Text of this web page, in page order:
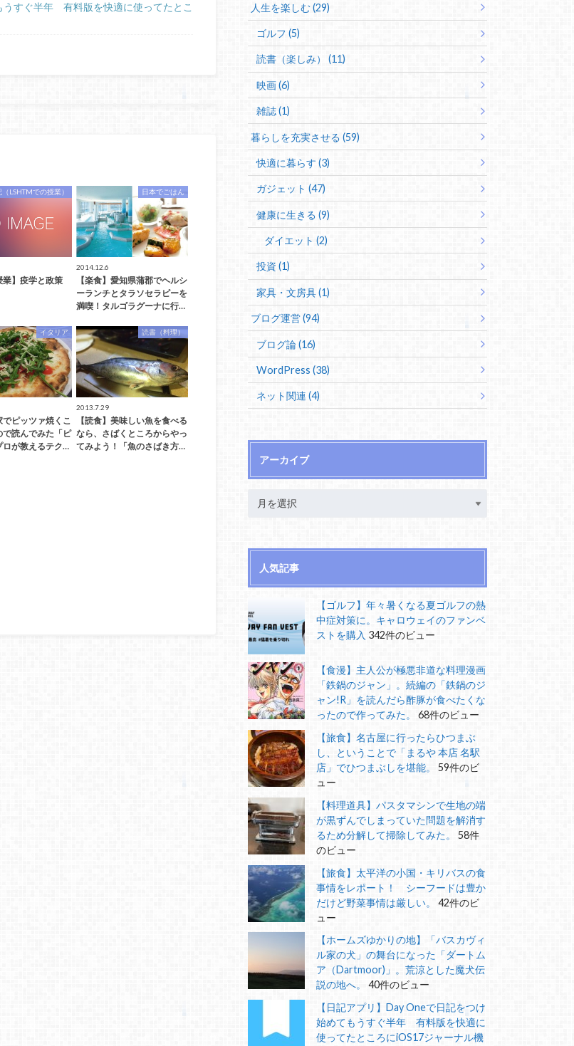
うすぐ半年 有料版を快適に使ってたとこ
LSHTMでの授業）
業】疫学と政策
日本でごはん
2014.12.6
【楽食】愛知県蒲郡でヘルシ
ーランチとタラソセラピーを
満喫！タルゴラグーナに行…
イタリア
でピッツァ焼くこ
で読んでみた「ピ
が教えるテク…
読書（料理）
2013.7.29
【読食】美味しい魚を食べる
なら、さばくところからやっ
てみよう！「魚のさばき方…
人生を楽しむ (29)
ゴルフ (5)
読書（楽しみ） (11)
映画 (6)
雑誌 (1)
暮らしを充実させる (59)
快適に暮らす (3)
ガジェット (47)
健康に生きる (9)
ダイエット (2)
投資 (1)
家具・文房具 (1)
ブログ運営 (94)
ブログ論 (16)
WordPress (38)
ネット関連 (4)
アーカイブ
人気記事
【ゴルフ】年々暑くなる夏ゴルフの熱
中症対策に。キャロウェイのファンベ
ストを購入 342件のビュー
【食漫】主人公が極悪非道な料理漫画
「鉄鍋のジャン」。続編の「鉄鍋のジ
ャン!R」を読んだら酢豚が食べたくな
ったので作ってみた。
68件のビュー
【旅食】名古屋に行ったらひつまぶ
し、ということで「まるや 本店 名駅
店」でひつまぶしを堪能。
59件のビ
ュー
【料理道具】パスタマシンで生地の端
が黒ずんでしまっていた問題を解消す
るため分解して掃除してみた。
58件
のビュー
【旅食】太平洋の小国・キリバスの食
事情をレポート！ シーフードは豊か
だけど野菜事情は厳しい。
42件のビ
ュー
【ホームズゆかりの地】「バスカヴィ
ル家の犬」の舞台になった「ダートム
ア（Dartmoor)」。荒涼とした魔犬伝
説の地へ。
40件のビュー
【日記アプリ】Day Oneで日記をつけ
始めてもうすぐ半年 有料版を快適に
使ってたところにiOS17ジャーナル機